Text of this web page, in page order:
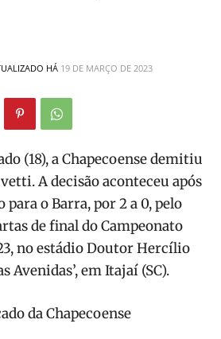
HÁ 19 DE MARÇO DE 2023
(18), a Chapecoense demitiu
A decisão aconteceu após
para o Barra, por 2 a 0, pelo
de final do Campeonato
no estádio Doutor Hercílio
Avenidas’, em Itajaí (SC).
da Chapecoense